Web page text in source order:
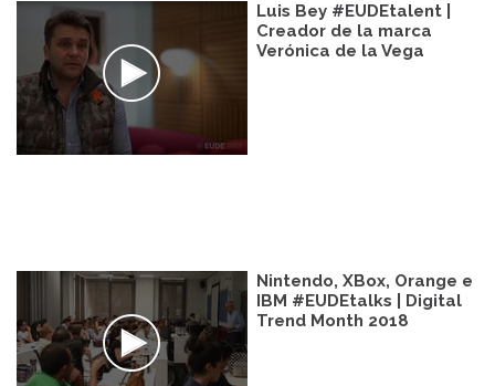
Luis Bey #EUDEtalent |
Creador de la marca
Verónica de la Vega
Nintendo, XBox, Orange e
IBM #EUDEtalks | Digital
Trend Month 2018